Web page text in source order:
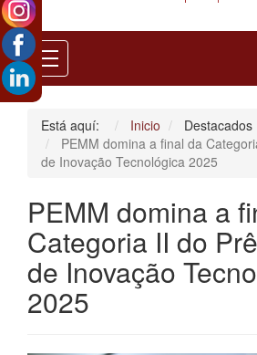
Está aquí: Inicio Destacados
PEMM domina a final da
de Inovação Tecnológica 2025
PEMM domina a
Categoria II do
de Inovação
2025